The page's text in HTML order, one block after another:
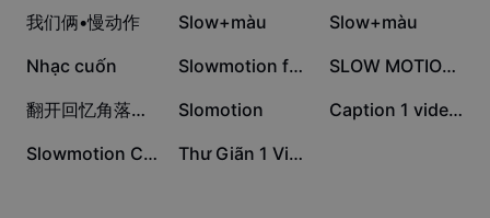
CapCutの利用規約について
Dreamina Seedance 2.0 Launch
6.5万
我们俩•慢动作 5.1万
Slow+màu 4.8万
Slow+màu
2.9万
Nhạc cuốn 2.5万 Slowmotion for you 2.4万 SLOW MOTION VELOCITY
2.1万 翻开回忆角落慢动作 1.6万
Slomotion 5575 Caption 1 video slow
2118 Slowmotion Chill Stt 697 Thư Giãn 1 Video Slo